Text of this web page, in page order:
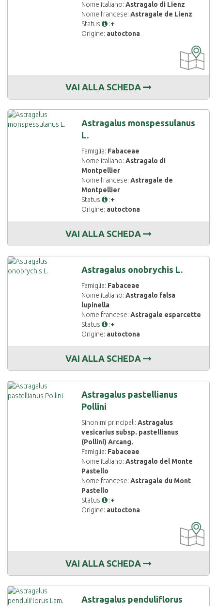
Nome italiano:Astragalo di Lienz
Nome francese:Astragale de Lienz
Status
:+
Origine: autoctona
DISPONIBILE
VAI ALLA SCHEDA
Astragalus monspessulanus
L.
Famiglia: Fabaceae
Nome italiano:Astragalo di
Montpellier
Nome francese:Astragale de
Montpellier
Status
:+
Origine: autoctona
VAI ALLA SCHEDA
Astragalus onobrychis L.
Famiglia: Fabaceae
Nome italiano:Astragalo falsa
lupinella
Nome francese:Astragale esparcette
Status
:+
Origine: autoctona
VAI ALLA SCHEDA
Astragalus pastellianus
Pollini
Sinonimi principali:Astragalus
vesicarius subsp. pastellianus
(Pollini) Arcang.
Famiglia: Fabaceae
Nome italiano:Astragalo del Monte
Pastello
Nome francese:Astragale du Mont
Pastello
Status
:+
Origine: autoctona
DISPONIBILE
VAI ALLA SCHEDA
Astragalus penduliflorus